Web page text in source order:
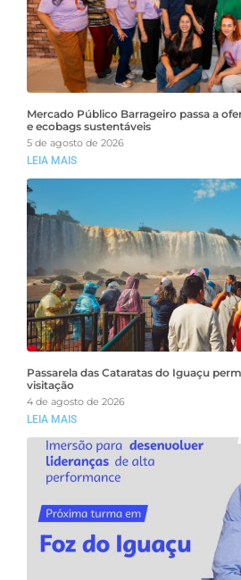
Mercado Público Barrageiro passa a
e ecobags sustentáveis
5 de agosto de 2026
LEIA MAIS
Passarela das Cataratas do Iguaçu
visitação
4 de agosto de 2026
LEIA MAIS